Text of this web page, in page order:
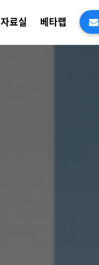
자료실 베타랩